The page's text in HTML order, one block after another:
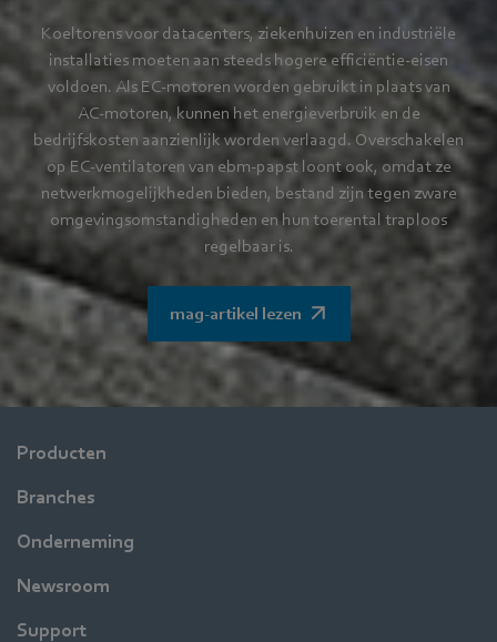
Koeltorens voor datacenters, ziekenhuizen en industriële
installaties moeten aan steeds hogere efficiëntie-eisen
voldoen. Als EC-motoren worden gebruikt in plaats van
AC-motoren, kunnen het energieverbruik en de
bedrijfskosten aanzienlijk worden verlaagd. Overschakelen
op EC-ventilatoren van ebm-papst loont ook, omdat ze
netwerkmogelijkheden bieden, bestand zijn tegen zware
omgevingsomstandigheden en hun toerental traploos
regelbaar is.
mag-artikel lezen
Producten
Branches
Onderneming
Newsroom
Support